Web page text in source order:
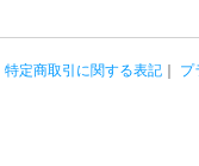
特定商取引に関する表記 ｜ プ